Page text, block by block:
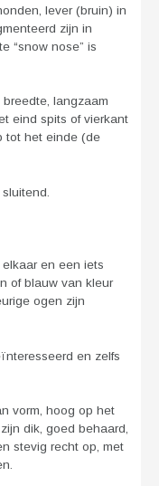
lever (bruin) in
zijn in
“snow nose” is
langzaam
eind spits of vierkant
tot het einde (de
en een iets
of blauw van kleur
ogen zijn
en zelfs
vorm, hoog op het
dik, goed behaard,
stevig recht op, met